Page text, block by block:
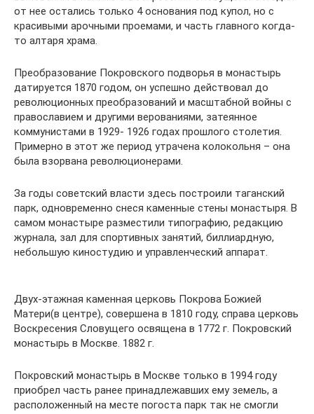
от нее остались только 4 основания под купол, но с
красивыми арочными проемами, и часть главного когда-
то алтаря храма.
Преобразование Покровского подворья в монастырь
датируется 1870 годом, он успешно действовал до
революционных преобразований и масштабной войны с
православием и другими верованиями, затеянное
коммунистами в 1929- 1926 годах прошлого столетия.
Примерно в этот же период утрачена колокольня – она
была взорвана революционерами.
За годы советский власти здесь построили таганский
парк, одновременно снеся каменные стены монастыря. В
самом монастыре разместили типографию, редакцию
журнала, зал для спортивных занятий, биллиардную,
небольшую киностудию и управленческий аппарат.
Двух-этажная каменная церковь Покрова Божией
Матери(в центре), совершена в 1810 году, справа церковь
Воскресения Словущего освящена в 1772 г. Покровский
монастырь в Москве. 1882 г.
Покровский монастырь в Москве только в 1994 году
приобрел часть ранее принадлежавших ему земель, а
расположенный на месте погоста парк так не смогли